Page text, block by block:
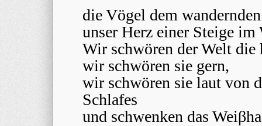
die Vögel dem
unser Herz einer Steige im
Wir schwören der Welt die
wir schwören sie gern,
wir schwören sie laut von
Schlafes
und schwenken das